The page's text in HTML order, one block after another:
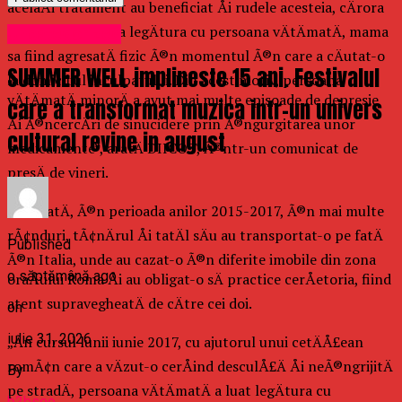
acelaÅi tratament au beneficiat Åi rudele acesteia, cÄrora
li s-a interzis sÄ ia legÄtura cu persoana vÄtÄmatÄ, mama
sa fiind agresatÄ fizic Ã®n momentul Ã®n care a cÄutat-o
la domiciliul inculpatului. Din acest motiv, persoana
vÄtÄmatÄ minorÄ a avut mai multe episoade de depresie
Åi Ã®ncercÄri de sinucidere prin Ã®ngurgitarea unor
medicamente”, aratÄ DIICOT, Ã®ntr-un comunicat de
presÄ de vineri.
TotodatÄ, Ã®n perioada anilor 2015-2017, Ã®n mai multe
rÃ¢nduri, tÃ¢nÄrul Åi tatÄl sÄu au transportat-o pe fatÄ
Ã®n Italia, unde au cazat-o Ã®n diferite imobile din zona
oraÅului Roma Åi au obligat-o sÄ practice cerÅetoria, fiind
atent supravegheatÄ de cÄtre cei doi.
„Ãn cursul lunii iunie 2017, cu ajutorul unui cetÄÅ£ean
romÃ¢n care a vÄzut-o cerÅind desculÅ£Ä Åi neÃ®ngrijitÄ
pe stradÄ, persoana vÄtÄmatÄ a luat legÄtura cu
SUMMER WELL implineste 15 ani. Festivalul
care a transformat muzica intr-un univers
cultural revine in august
Published
o săptămână ago
on
iulie 31, 2026
By